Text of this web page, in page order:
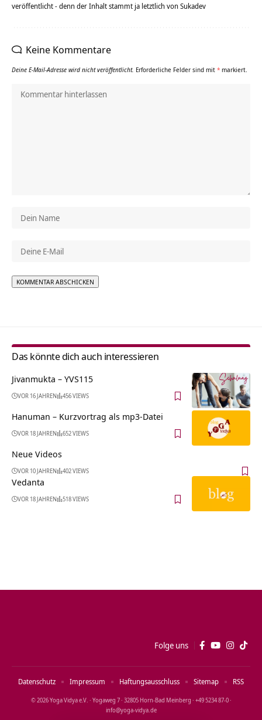
veröffentlicht - denn der Inhalt stammt ja letztlich von Sukadev
Keine Kommentare
Deine E-Mail-Adresse wird nicht veröffentlicht. Erforderliche Felder sind mit * markiert.
Das könnte dich auch interessieren
Jivanmukta – YVS115
VOR 16 JAHREN 456 VIEWS
Hanuman – Kurzvortrag als mp3-Datei
VOR 18 JAHREN 652 VIEWS
Neue Videos
VOR 10 JAHREN 402 VIEWS
Vedanta
VOR 18 JAHREN 518 VIEWS
Folge uns
© 2026 Yoga Vidya e.V. · Yogaweg 7 · 32805 Horn‑Bad Meinberg · +49 5234 87‑0 ·
info@yoga‑vidya.de
Datenschutz Impressum Haftungsausschluss Sitemap RSS